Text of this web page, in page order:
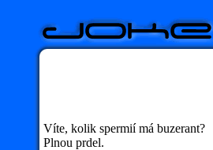
Víte, kolik spermií má buzerant?
Plnou prdel.